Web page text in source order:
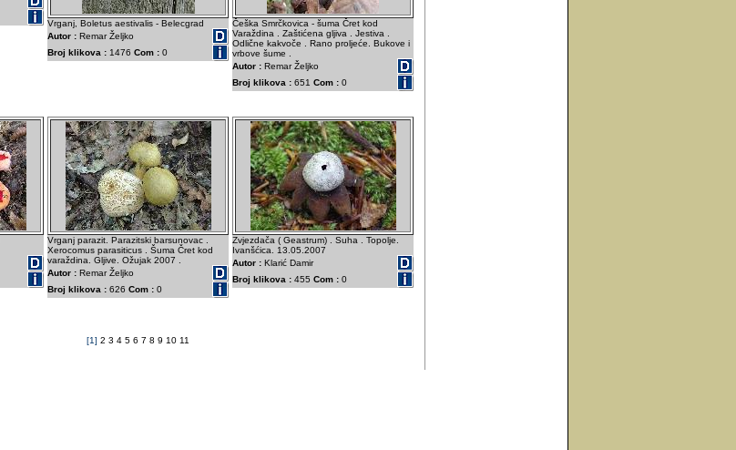
Vrganj, Boletus aestivalis - Belecgrad
Autor : Remar Željko
Broj klikova : 1476 Com : 0
Češka Smrčkovica - šuma Čret kod
Varaždina . Zaštićena gljiva . Jestiva .
Odlične kakvoče . Rano proljeće. Bukove i
vrbove šume .
Autor : Remar Željko
Broj klikova : 651 Com : 0
Vrganj parazit. Parazitski barsunovac .
Xerocomus parasiticus . Šuma Čret kod
varaždina. Gljive. Ožujak 2007 .
Autor : Remar Željko
Broj klikova : 626 Com : 0
Zvjezdača ( Geastrum) . Suha . Topolje.
Ivanšćica. 13.05.2007
Autor : Klarić Damir
Broj klikova : 455 Com : 0
[1] 2 3 4 5 6 7 8 9 10 11